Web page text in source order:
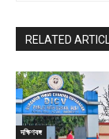
RELATED
দক্ষিণবঙ্গ